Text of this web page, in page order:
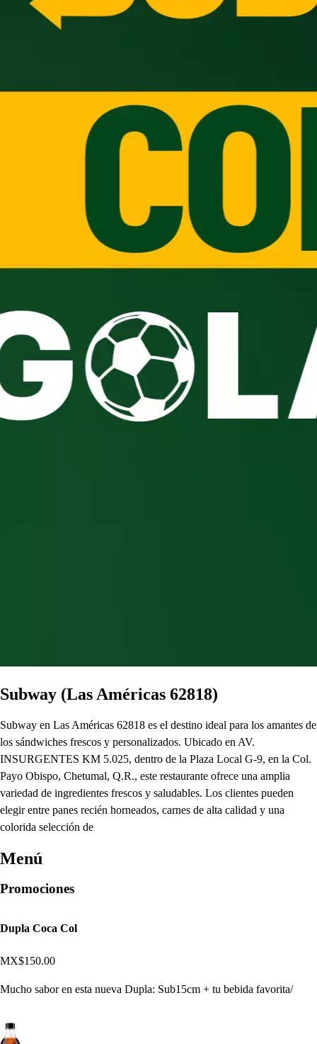
Subway (Las Américas 62818)
Subway en Las Américas 62818 es el destino ideal para los amantes de
los sándwiches frescos y personalizados. Ubicado en AV.
INSURGENTES KM 5.025, dentro de la Plaza Local G-9, en la Col.
Payo Obispo, Chetumal, Q.R., este restaurante ofrece una amplia
variedad de ingredientes frescos y saludables. Los clientes pueden
elegir entre panes recién horneados, carnes de alta calidad y una
colorida selección de
Menú
Promociones
Dupla Coca Col
MX$150.00
Mucho sabor en esta nueva Dupla: Sub15cm + tu bebida favorita/